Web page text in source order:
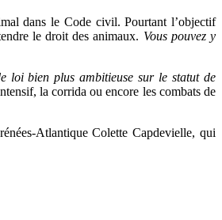
dans le Code civil. Pourtant l’objectif
le droit des animaux. Vous pouvez y
loi bien plus ambitieuse sur le statut de
la corrida ou encore les combats de
Atlantique Colette Capdevielle, qui